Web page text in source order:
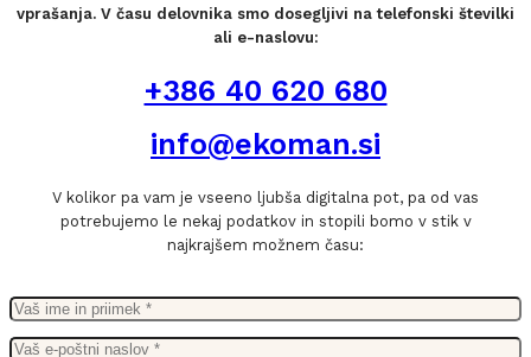
vprašanja. V času delovnika smo dosegljivi na telefonski številki
ali e-naslovu:
+386 40 620 680
info@ekoman.si
V kolikor pa vam je vseeno ljubša digitalna pot, pa od vas
potrebujemo le nekaj podatkov in stopili bomo v stik v
najkrajšem možnem času: